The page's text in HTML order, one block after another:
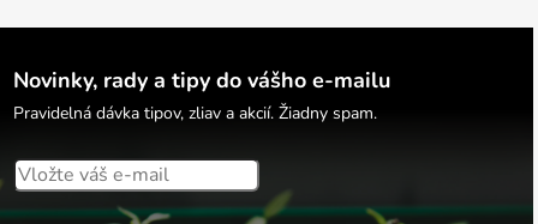
Novinky, rady a tipy do vášho e-mailu
Pravidelná dávka tipov, zliav a akcií. Žiadny spam.